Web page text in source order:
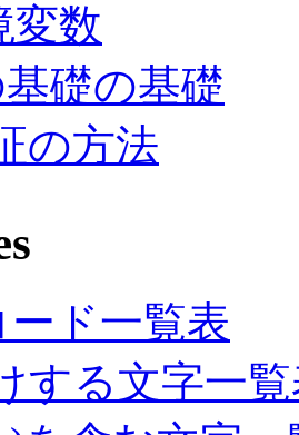
変数
礎の基礎
の方法
ド一覧表
する文字一